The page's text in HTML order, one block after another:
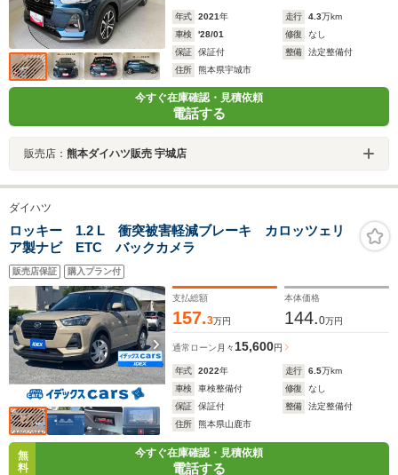
年式 2021年 走行 4.3万km
車検
'28/01 修復
なし
保証
保証付 整備
法定整備付
住所
熊本県宇城市
今すぐ在庫確認・見積依頼
電話する
販売店： 熊本ダイハツ販売 宇城店
ダイハツ
ロッキー 1.2 L 衝突被害軽減ブレーキ カロッツェリ
ア製ナビ ETC バックカメラ
販売店保証 購入プラン付
支払総額
157.3万円
本体価格
144.0万円
通常ローン 月々15,600円
年式 2022年 走行 6.5万km
車検
車検整備付 修復
なし
保証
保証付 整備
法定整備付
住所
熊本県山鹿市
無
料
今すぐ在庫確認・見積依頼
電話する